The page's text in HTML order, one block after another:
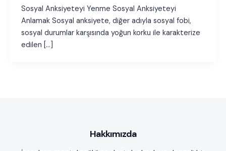
Sosyal Anksiyeteyi Yenme Sosyal Anksiyeteyi
Anlamak Sosyal anksiyete, diğer adıyla sosyal fobi,
sosyal durumlar karşısında yoğun korku ile karakterize
edilen […]
Hakkımızda